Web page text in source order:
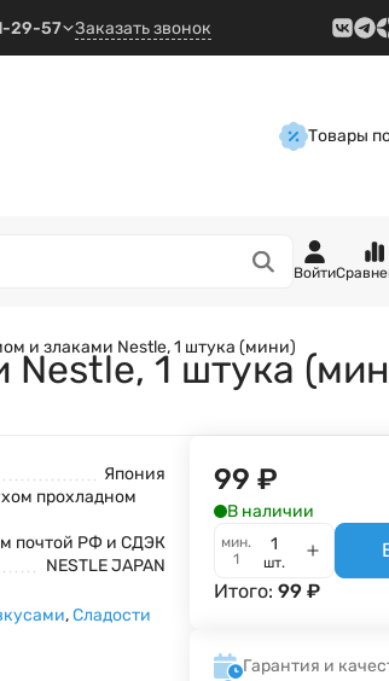
29-57 Заказать звонок
Товары
Войти
и злаками Nestle, 1 штука (мини)
Nestle, 1 штука
Япония
прохладном
почтой РФ и СДЭК
NESTLE JAPAN
,Сладости
99 ₽
В наличии
мин.
1
шт.
Итого:99 ₽
Гарантия и